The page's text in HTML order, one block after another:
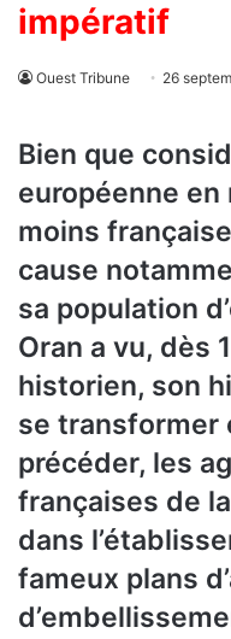
impératif
Ouest Tribune 26
Bien que
européenne en
moins
cause
sa population
Oran a vu, dès
historien, son
se transformer
précéder, les
françaises de
dans
fameux plans